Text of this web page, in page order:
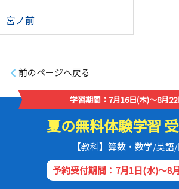
宮ノ前
前のページへ戻る
学習期間：7月16日(木)～8月
夏の無料体験学習
【教科】算数・数学/英語
予約受付期間：7月1日(水)～8